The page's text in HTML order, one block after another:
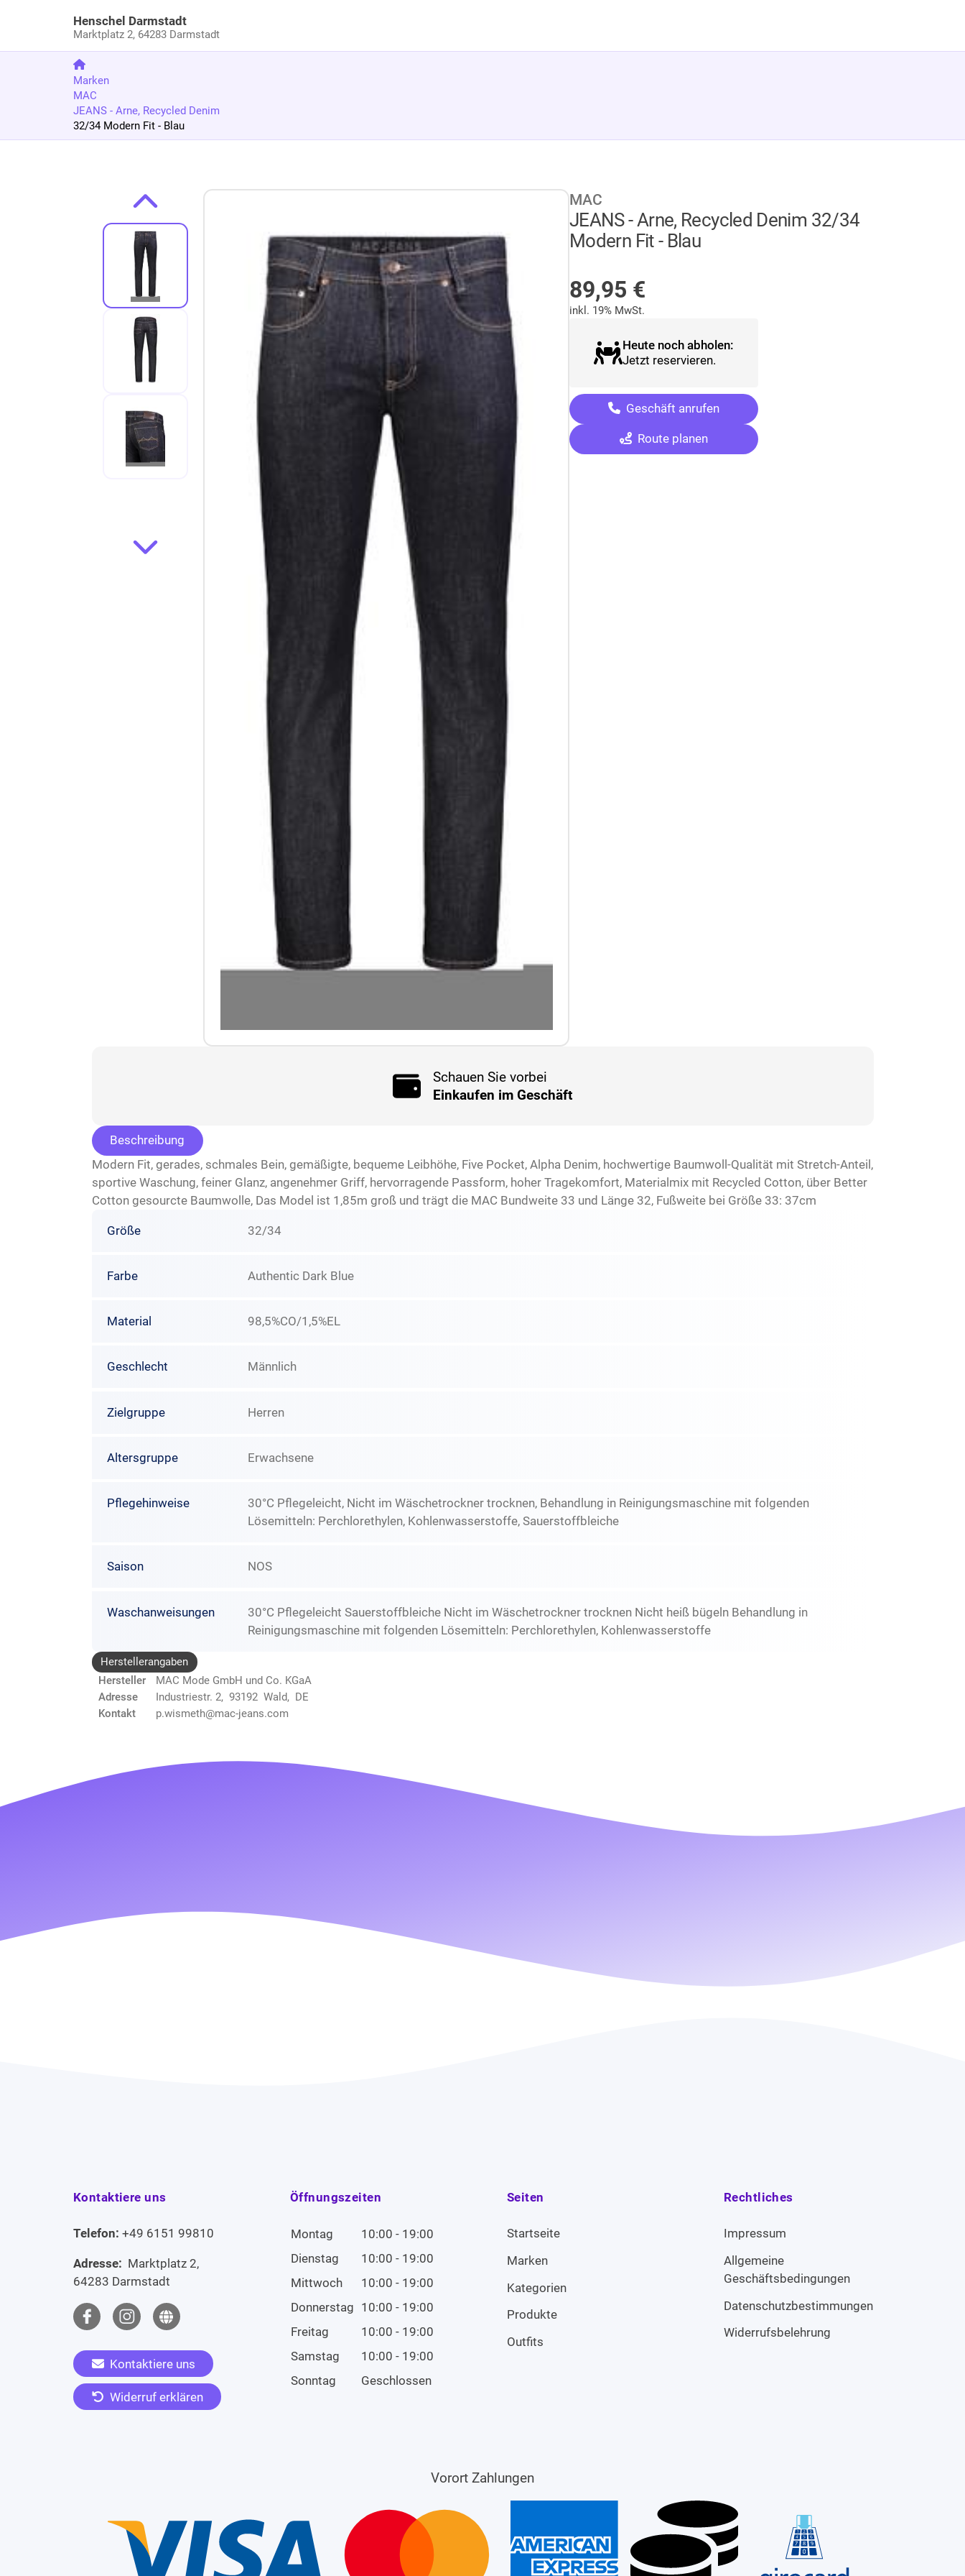
Henschel Darmstadt
Marktplatz 2, 64283 Darmstadt
Marken
MAC
JEANS - Arne, Recycled Denim
32/34 Modern Fit - Blau
Zur Produktbeschreibung springen MAC
JEANS - Arne, Recycled Denim 32/34
Modern Fit - Blau
89,95 €
inkl. 19% MwSt.
Heute noch abholen:
Jetzt reservieren.
Geschäft anrufen
Route planen
Schauen Sie vorbei
Einkaufen im Geschäft
Beschreibung
Modern Fit, gerades, schmales Bein, gemäßigte, bequeme Leibhöhe, Five Pocket, Alpha Denim, hochwertige Baumwoll-Qualität mit Stretch-Anteil,
sportive Waschung, feiner Glanz, angenehmer Griff, hervorragende Passform, hoher Tragekomfort, Materialmix mit Recycled Cotton, über Better
Cotton gesourcte Baumwolle, Das Model ist 1,85m groß und trägt die MAC Bundweite 33 und Länge 32, Fußweite bei Größe 33: 37cm
Größe 32/34
Farbe Authentic Dark Blue
Material 98,5%CO/1,5%EL
Geschlecht Männlich
Zielgruppe Herren
Altersgruppe Erwachsene
Pflegehinweise
30°C Pflegeleicht, Nicht im Wäschetrockner trocknen, Behandlung in Reinigungsmaschine mit folgenden
Lösemitteln: Perchlorethylen, Kohlenwasserstoffe, Sauerstoffbleiche
Saison NOS
Waschanweisungen
30°C Pflegeleicht Sauerstoffbleiche Nicht im Wäschetrockner trocknen Nicht heiß bügeln Behandlung in
Reinigungsmaschine mit folgenden Lösemitteln: Perchlorethylen, Kohlenwasserstoffe
Herstellerangaben
Hersteller
MAC Mode GmbH und Co. KGaA
Adresse
Industriestr. 2, 93192 Wald, DE
Kontakt
p.wismeth@mac-jeans.com
Kontaktiere uns
Telefon: +49 6151 99810
Adresse: Marktplatz 2,
64283 Darmstadt
Kontaktiere uns
Widerruf erklären
Öffnungszeiten
Montag
10:00 - 19:00
Dienstag
10:00 - 19:00
Mittwoch
10:00 - 19:00
Donnerstag 10:00 - 19:00
Freitag
10:00 - 19:00
Samstag
10:00 - 19:00
Sonntag
Geschlossen
Seiten
Startseite
Marken
Kategorien
Produkte
Outfits
Rechtliches
Impressum
Allgemeine
Geschäftsbedingungen
Datenschutzbestimmungen
Widerrufsbelehrung
Vorort Zahlungen